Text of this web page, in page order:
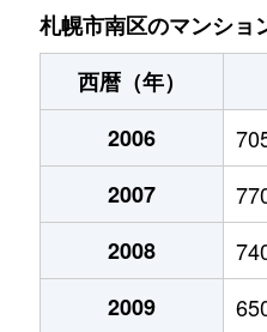
川沿９条
230
川沿９条
660
川沿１７条
200万
北ノ沢
1,200
北ノ沢
400万
定山渓温泉西
330万
札幌市南区のマンショ
西暦（年）
2006
2007
2008
2009